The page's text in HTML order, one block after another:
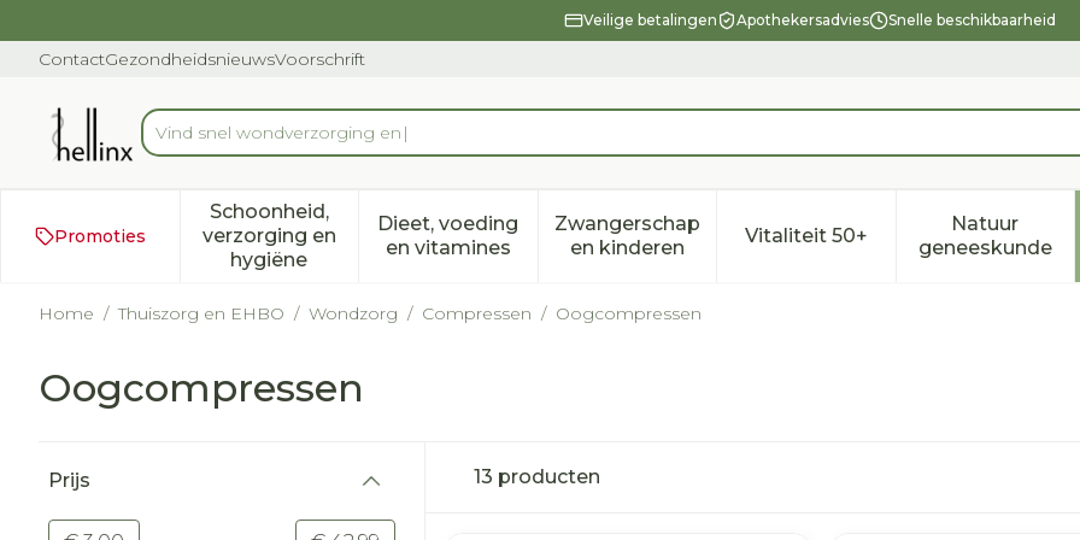
Veilige betalingen Apothekersadvies Snelle beschikbaarheid
ContactGezondheidsnieuwsVoorschrift
Product, merk, categorie...
Promoties
Schoonheid,
verzorging en
hygiëne
Toon submenu voor Schoonheid, verzorging en hygiëne categorie
Dieet, voeding
en vitaminesToon submenu voor Dieet, voeding en vitamines categorie
Zwangerschap
en kinderenToon submenu voor Zwangerschap en
Vitaliteit 50+Toon submenu voor
Natuur
geneeskunde
Toon
Home / Thuiszorg en EHBO / Wondzorg / Compressen / Oogcompressen
Oogcompressen
Prijs
13 producten